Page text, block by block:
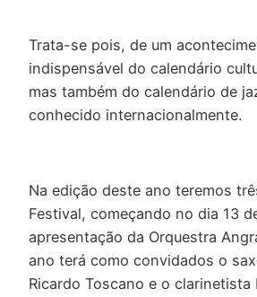
Trata-se pois, de um
indispensável do calendário
mas também do calendário de
conhecido internacionalmente.
Na edição deste ano teremos
Festival, começando no dia 13
apresentação da Orquestra
ano terá como convidados o
Ricardo Toscano e o clarinetista